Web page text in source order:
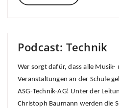
Podcast: Technik
Wer sorgt dafür, dass alle Musik-
Veranstaltungen an der Schule
ASG-Technik-AG! Unter der
Christoph Baumann werden die